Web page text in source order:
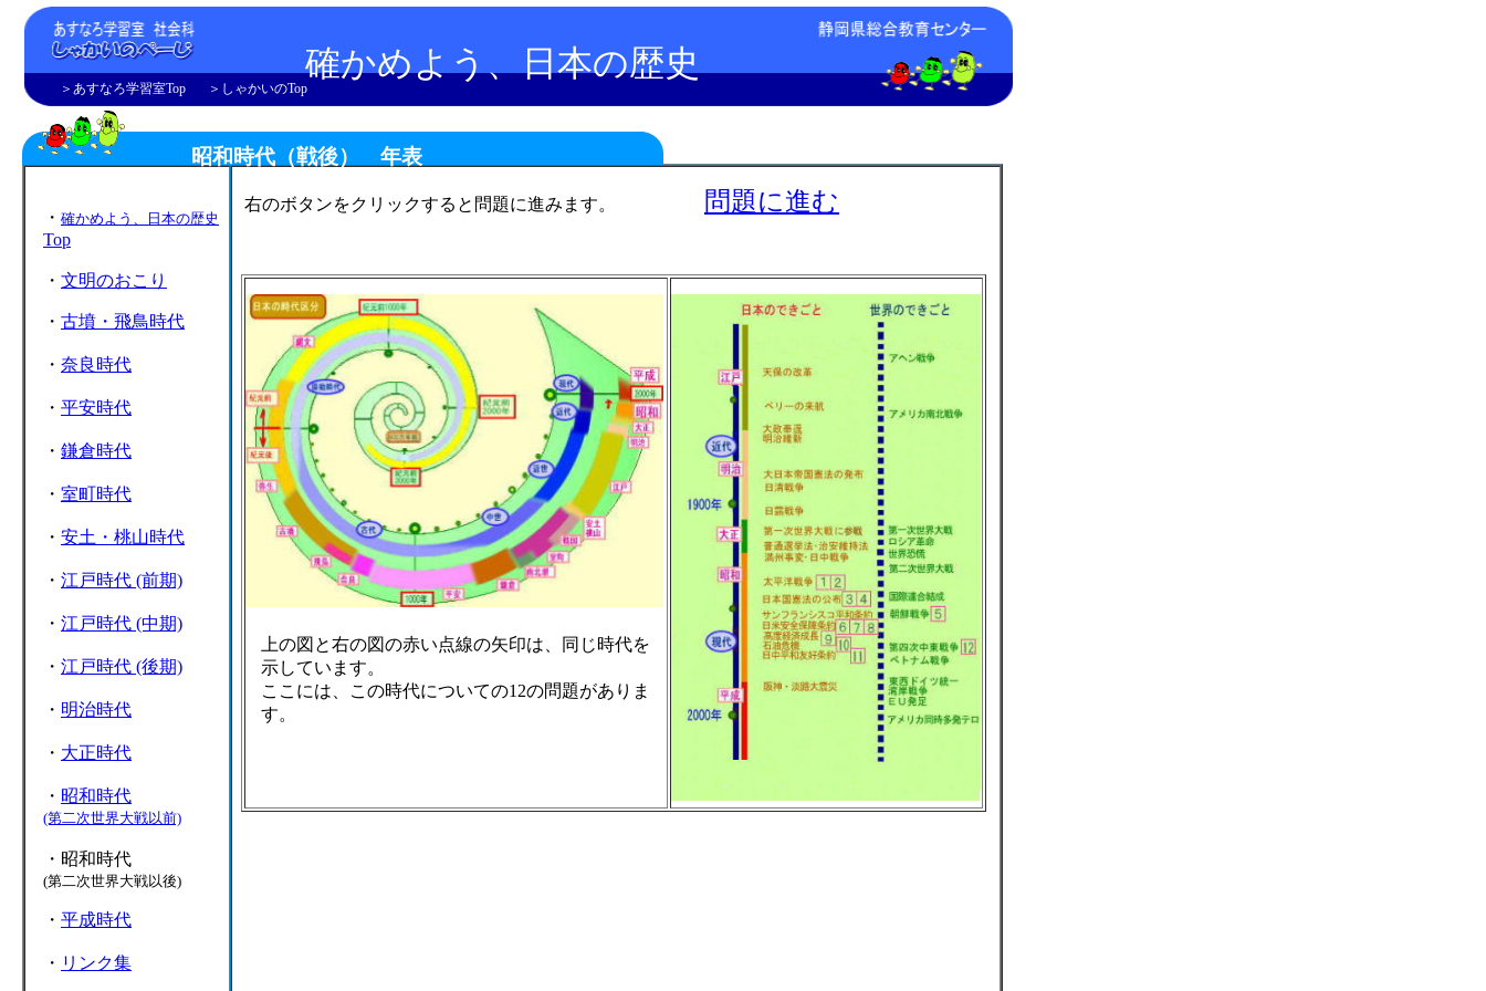
右のボタンをクリックすると問題に進みます。 問題に進む
確かめよう、日本の歴史
＞しゃかいのTop
＞あすなろ学習室Top
・ 確かめよう、日本の歴史
Top
・ 文明のおこり
・ 古墳・飛鳥時代
・ 奈良時代
・ 平安時代
・ 鎌倉時代
・ 室町時代
・ 安土・桃山時代
・ 江戸時代 (前期)
・ 江戸時代 (中期)
・ 江戸時代 (後期)
・ 明治時代
・ 大正時代
・ 昭和時代
(第二次世界大戦以前)
・昭和時代
(第二次世界大戦以後)
・ 平成時代
・ リンク集
昭和時代（戦後） 年表
上の図と右の図の赤い点線の矢印は、同じ時代を
示しています。
ここには、この時代についての12の問題がありま
す。